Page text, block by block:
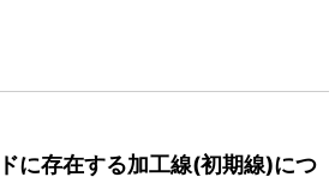
に存在する加工線(初期線)につ